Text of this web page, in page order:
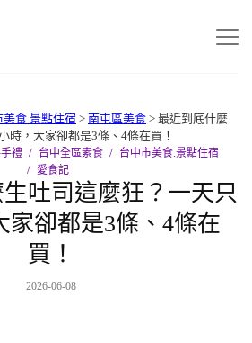
美食.景點住宿 > 南屯區美食 > 最近到底什麼
時，大家卻都是3條、4條在買！
禮 台中全區素食
台中市美食.景點住宿
愛食記
吐司這麼狂？一天只
家卻都是3條、4條在
買！
2026-06-08